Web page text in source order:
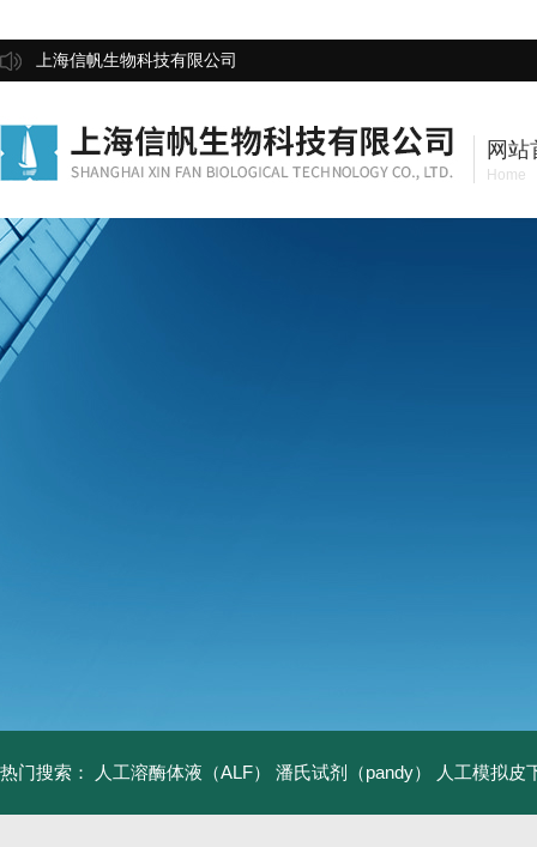
上海信帆生物科技有限公司
网站
Home
热门搜索： 人工溶酶体液（ALF） 潘氏试剂（pandy） 人工模拟皮